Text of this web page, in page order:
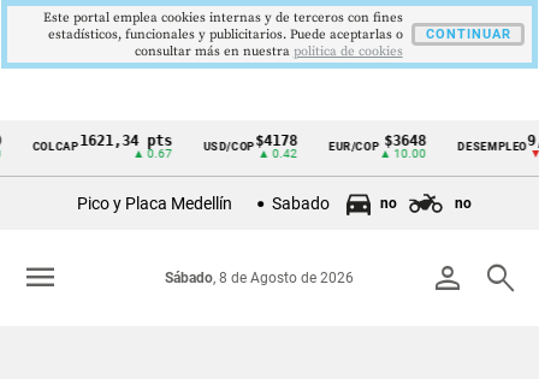
Cintillo
Colombia
1621,34 pts
▲ 0.67
USD/COP$4178
▲ 0.42
EUR/COP $3648
▲ 10.00
DESEMPLEO9,9 %
▼ 0.30
Pico y Placa Medellín Sabado no no
person search
Sábado, 8 de Agosto de 2026
menu
Este portal emplea cookies internas y de terceros con fines
estadísticos, funcionales y publicitarios. Puede aceptarlas o
consultar más en nuestra politica de cookies
CONTINUAR